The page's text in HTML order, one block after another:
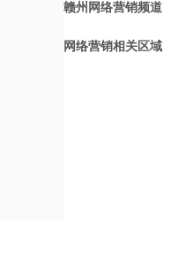
赣州网络营销频道
网络营销相关区域